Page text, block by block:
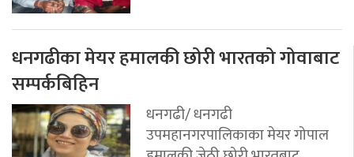
धनगढीका मेयर हमालकी छोरी भारतको गोवाबाट
सम्पर्कबिहिन
धनगढी/ धनगढी
उपमहानगरपालिकाका मेयर गोपाल